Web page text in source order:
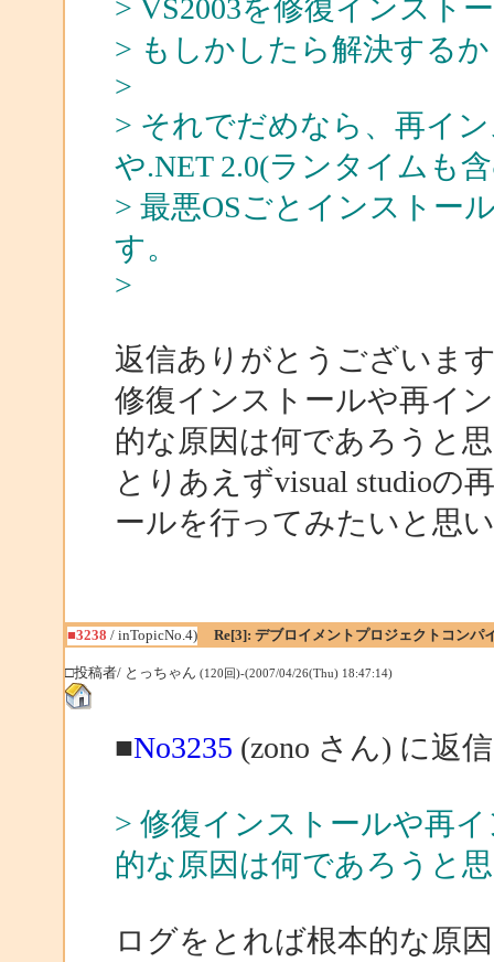
> VS2003を修復インスト
> もしかしたら解決する
>
> それでだめなら、再イ
や.NET 2.0(ランタイムも
> 最悪OSごとインストー
す。
>
返信ありがとうございま
修復インストールや再イ
的な原因は何であろうと
とりあえずvisual studioの
ールを行ってみたいと思
■3238 / inTopicNo.4) Re[3]: デブロイメントプロジェクトコンパ
□投稿者/ とっちゃん (120回)-(2007/04/26(Thu) 18:47:14)
■No3235 (zono さん) に返信
> 修復インストールや再
的な原因は何であろうと
ログをとれば根本的な原